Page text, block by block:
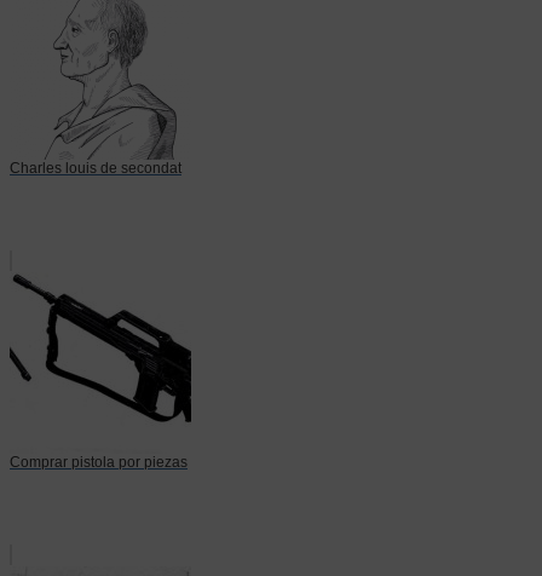
Charles louis de secondat
Comprar pistola por piezas